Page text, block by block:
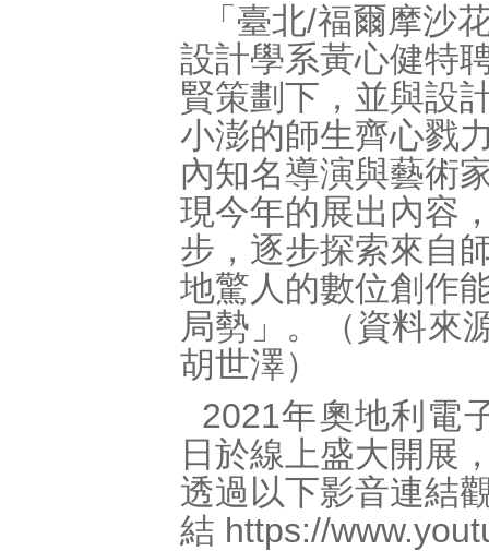
「臺北/福爾摩沙
設計學系黃心健特
賢策劃下，並與設
小澎的師生齊心戮
內知名導演與藝術
現今年的展出內容
步，逐步探索來自
地驚人的數位創作
局勢」。（資料來
胡世澤）
2021年奧地利電
日於線上盛大開展
透過以下影音連結
結 https://